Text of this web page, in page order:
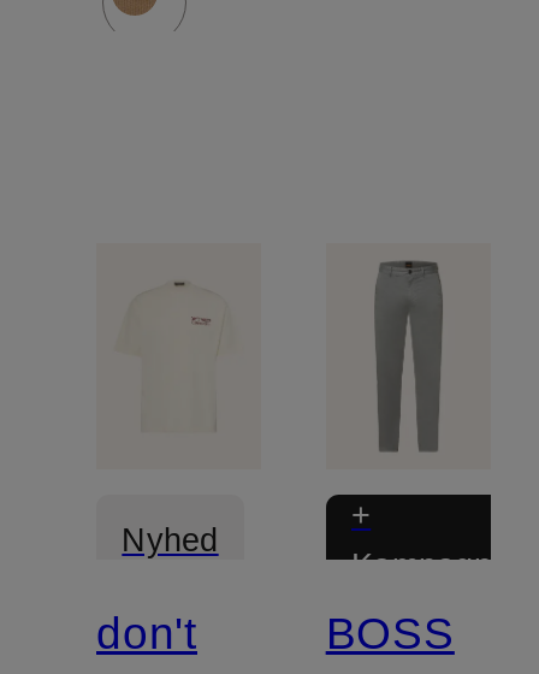
Nyhed
don't
+
BOSS